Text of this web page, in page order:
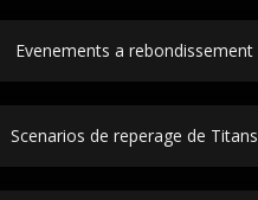
Evenements a
Scenarios de reperage de